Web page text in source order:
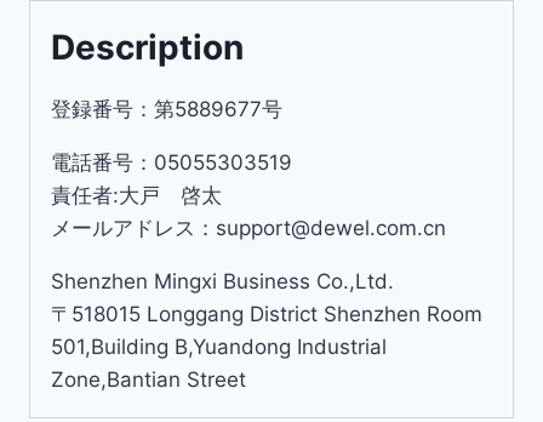
Description
登録番号：第5889677号
電話番号：05055303519
責任者:大戸 啓太
メールアドレス：support@dewel.com.cn
Shenzhen Mingxi Business Co.,Ltd.
〒518015 Longgang District Shenzhen Room
501,Building B,Yuandong Industrial
Zone,Bantian Street